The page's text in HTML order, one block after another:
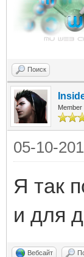
Поиск
Member
05-10-
Я так
и для
Вебсайт